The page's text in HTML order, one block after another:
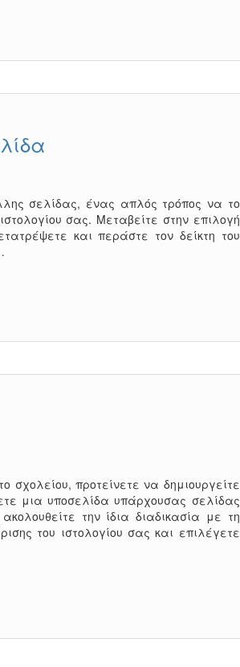
σελίδας, ένας απλός τρόπος να το
σας. Μεταβείτε στην επιλογή
και περάστε τον δείκτη του
προτείνετε να δημιουργείτε
μια υποσελίδα υπάρχουσας σελίδας
την ίδια διαδικασία με τη
του ιστολογίου σας και επιλέγετε